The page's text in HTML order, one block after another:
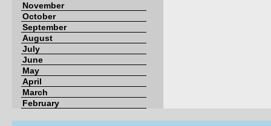
November
October
September
August
July
June
May
April
March
February